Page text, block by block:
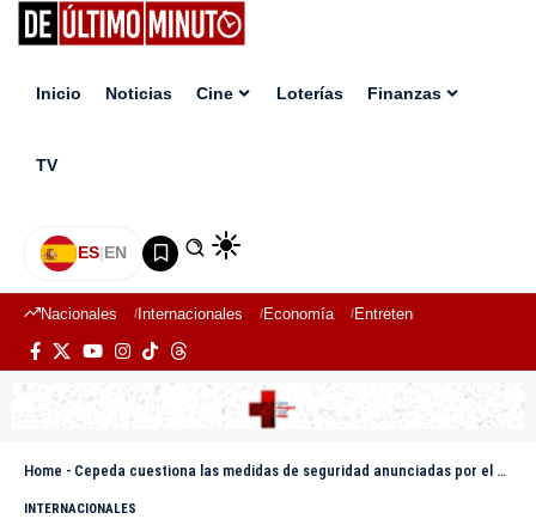
Inicio Noticias Cine Loterías Finanzas
TV
ES|EN
Nacionales Internacionales Economía Entretenimiento
Home - Cepeda cuestiona las medidas de seguridad anunciadas por el presidente electo de Colombia
INTERNACIONALES